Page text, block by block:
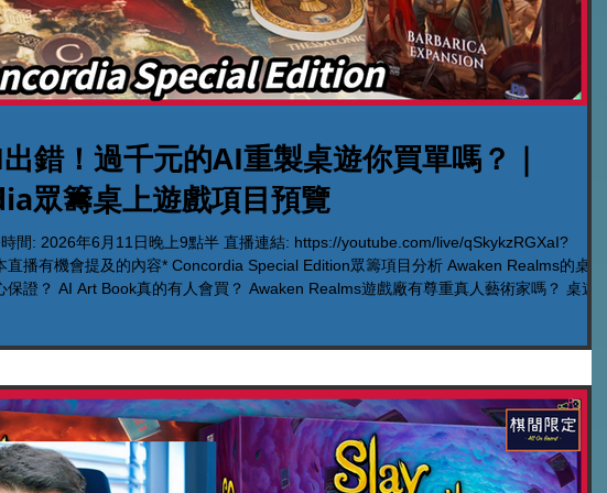
錯！過千元的AI重製桌遊你買單嗎？｜
眾籌桌上遊戲項目預覽
間: 2026年6月11日晚上9點半 直播連結: https://youtube.com/live/qSkykzRGXaI?
播有機會提及的內容* Concordia Special Edition眾籌項目分析 Awaken Realms的桌遊
保證？ AI Art Book真的有人會買？ Awaken Realms遊戲廠有尊重真人藝術家嗎？ 桌遊